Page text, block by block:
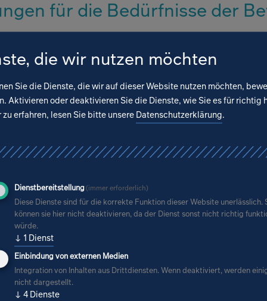
für die Bedürfnisse der
Gesellschaft und die Konzentration in
Kommunen zum Bau von Sozialwohnungen.
zu uniformer Architektur führen:
wir uns an den Bedürfnissen der
ein ansprechendes Äußeres. Gleichzeitig
beim Bauen in Modulen.
Förderung gehen Hand in
Umgang mit Ressourcen, der Ein­satz
optimale Wärmedäm­mung sind wichtige
energieeffizientes Bauen. Auch die Kenntnis
ihre Nutzung sind ein wesentlicher
die wir nutzen möchten
Sie die Dienste, die wir auf dieser Website nutzen möchten,
Aktivieren oder deaktivieren Sie die Dienste, wie Sie es für richtig
zu erfahren, lesen Sie bitte unsere Datenschutzerklärung.
Dienstbereitstellung(immer erforderlich)
Diese Dienste sind für die korrekte Funktion dieser Website unerlässlich.
können sie hier nicht deaktivieren, da der Dienst sonst nicht richtig
würde.
↓ 1 Dienst
Einbindung von externen Medien
Integration von Inhalten aus Drittdiensten. Wenn deaktiviert, werden
nicht dargestellt.
↓ 4 Dienste